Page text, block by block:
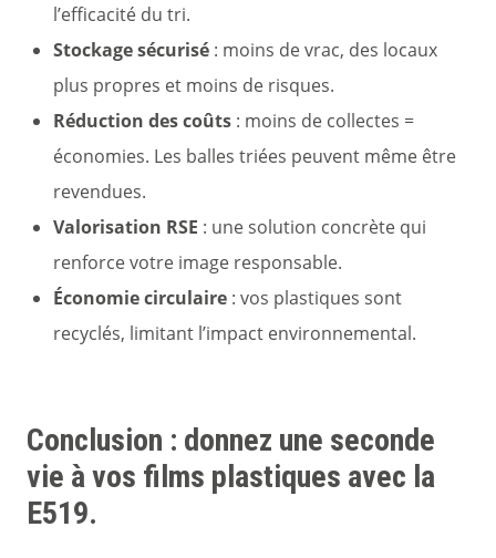
l’efficacité du tri.
Stockage sécurisé : moins de vrac, des locaux
plus propres et moins de risques.
Réduction des coûts : moins de collectes =
économies. Les balles triées peuvent même être
revendues.
Valorisation RSE : une solution concrète qui
renforce votre image responsable.
Économie circulaire : vos plastiques sont
recyclés, limitant l’impact environnemental.
Conclusion : donnez une seconde
vie à vos films plastiques avec la
E519.